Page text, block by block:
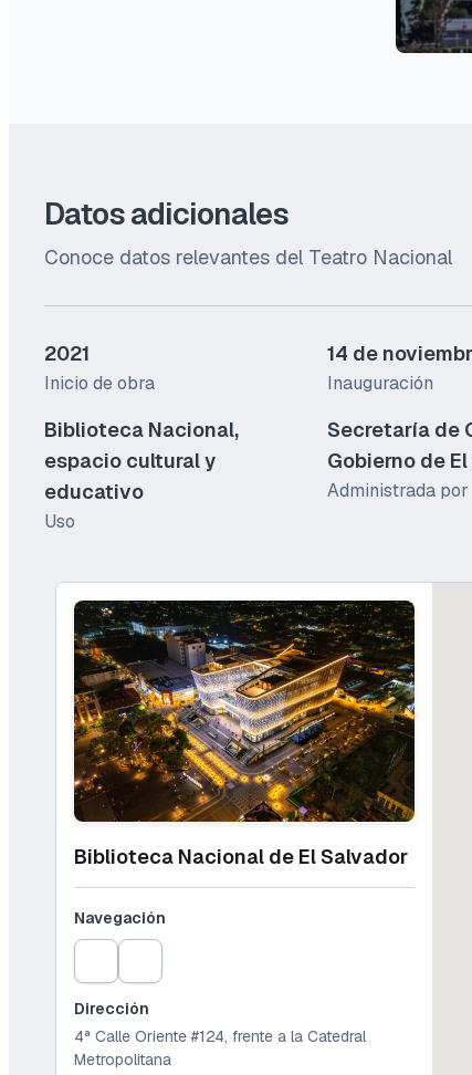
Datos adicionales
Conoce datos relevantes del Teatro Nacional
2021
Inicio de obra
14 de
Inauguración
Biblioteca Nacional,
espacio cultural y
educativo
Uso
Secretaría de
Gobierno de
Administrada por
Biblioteca Nacional de El Salvador
Navegación
Dirección
4ª Calle Oriente #124, frente a la Catedral
Metropolitana